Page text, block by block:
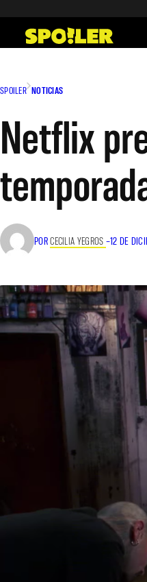
contenido
SPOILER NOTICIAS
Netflix
PORCECILIA YEGROS –12 DE